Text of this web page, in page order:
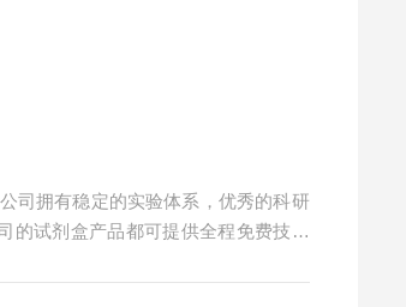
司拥有稳定的实验体系，优秀的科研
的试剂盒产品都可提供全程免费技术